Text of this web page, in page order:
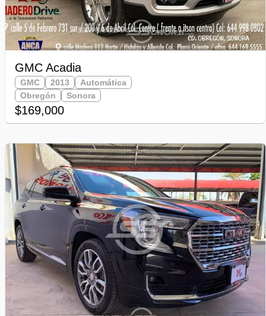
GMC Acadia
GMC 2013
Automática
Obregón
Sonora
$169,000